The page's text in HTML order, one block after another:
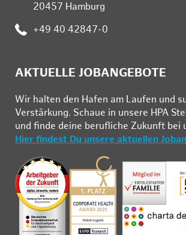
20457 Hamburg
: +49 40 42847-0
AKTUELLE JOBANGEBOTE
Wir hal­ten den Ha­fen am Lau­fen und
Ver­stär­kung. Schau­e in un­se­re HPA
und fin­de deine be­ruf­li­che Zu­kunft bei
Hier findest Du unsere aktuellen